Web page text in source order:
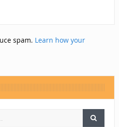
spam. Learn how your